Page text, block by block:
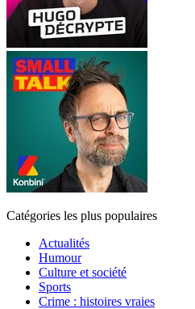
Catégories les plus populaires
Actualités
Humour
Culture et société
Sports
Crime : histoires vraies